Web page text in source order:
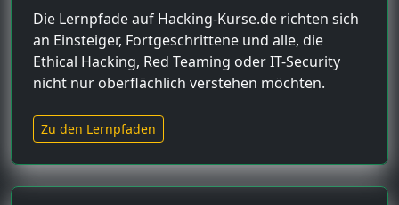
Die Lernpfade auf Hacking-Kurse.de richten sich
an Einsteiger, Fortgeschrittene und alle, die
Ethical Hacking, Red Teaming oder IT-Security
nicht nur oberflächlich verstehen möchten.
Zu den Lernpfaden